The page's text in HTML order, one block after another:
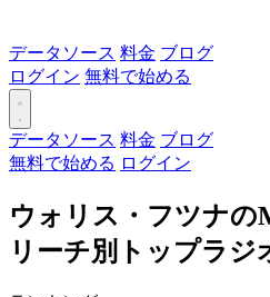
データソース 料金 ブログ
ログイン 無料で始める
データソース 料金 ブログ
無料で始める ログイン
ウォリス・フツナの
リーチ別トップラジ